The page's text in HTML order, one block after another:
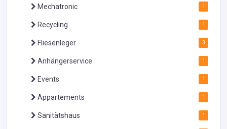
Mechatronic 1
Recycling 1
Fliesenleger 3
Anhängerservice 1
Events 1
Appartements 1
Sanitätshaus 1